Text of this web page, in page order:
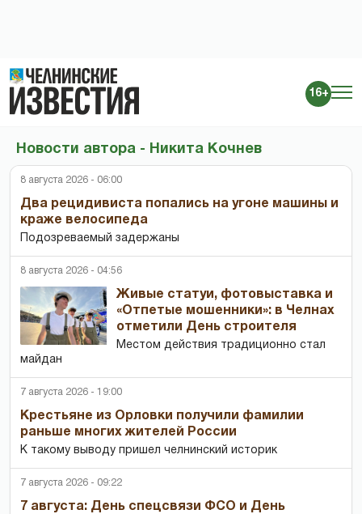
16+
Новости автора - Никита Кочнев
8 августа 2026 - 06:00
Два рецидивиста попались на угоне машины и
краже велосипеда
Подозреваемый задержаны
8 августа 2026 - 04:56
Живые статуи, фотовыставка и
«Отпетые мошенники»: в Челнах
отметили День строителя
Местом действия традиционно стал
майдан
7 августа 2026 - 19:00
Крестьяне из Орловки получили фамилии
раньше многих жителей России
К такому выводу пришел челнинский историк
7 августа 2026 - 09:22
7 августа: День спецсвязи ФСО и День